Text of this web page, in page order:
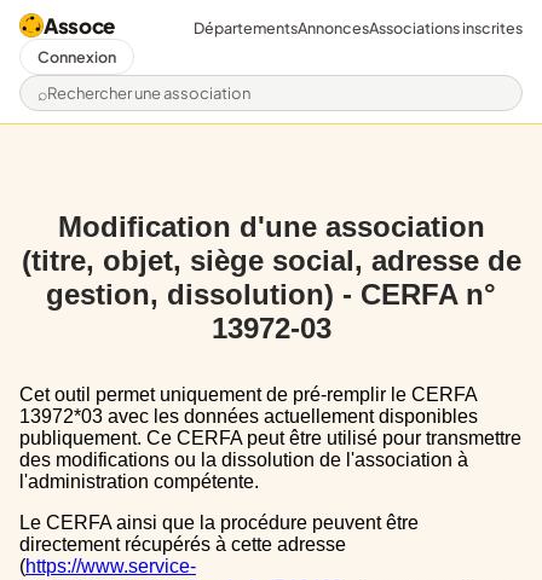
Assoce
Rechercher une association
DépartementsAnnoncesAssociations inscrites
Connexion
Modification d'une association
(titre, objet, siège social, adresse de
gestion, dissolution) - CERFA n°
13972-03
Cet outil permet uniquement de pré-remplir le CERFA
13972*03 avec les données actuellement disponibles
publiquement. Ce CERFA peut être utilisé pour transmettre
des modifications ou la dissolution de l'association à
l'administration compétente.
Le CERFA ainsi que la procédure peuvent être
directement récupérés à cette adresse
(https://www.service-